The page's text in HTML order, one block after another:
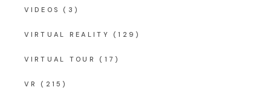
VIDEOS (3)
VIRTUAL REALITY (129)
VIRTUAL TOUR (17)
VR (215)